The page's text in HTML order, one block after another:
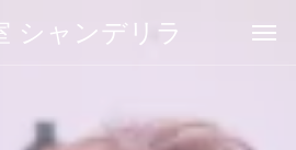
シャンデリラ